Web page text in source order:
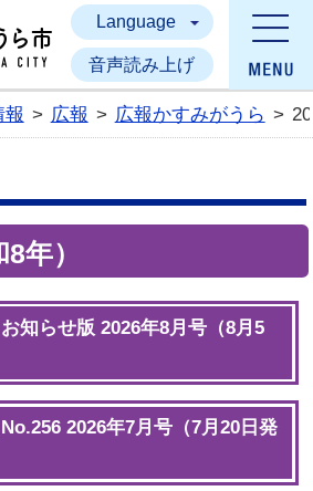
かすみがうら市
Language
音声読み上げ
報 > 広報 > 広報かすみがうら >
年）
知らせ版 2026年8月号（8月5
2026年7月号（7月20日発